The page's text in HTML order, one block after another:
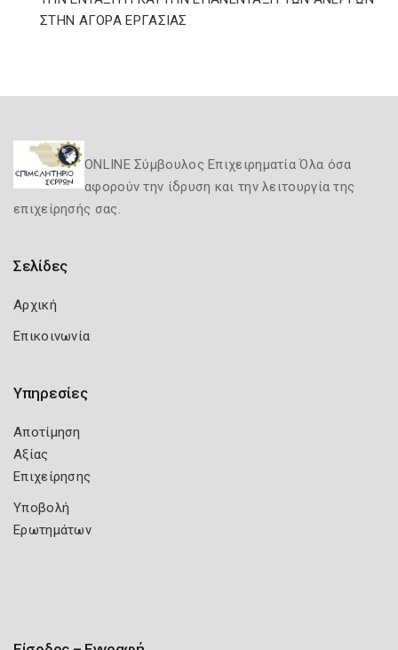
ΣΤΗΝ ΑΓΟΡΑ ΕΡΓΑΣΙΑΣ
ONLINE Σύμβουλος Επιχειρηματία Όλα όσα
αφορούν την ίδρυση και την λειτουργία της
επιχείρησής σας.
Σελίδες
Αρχική
Επικοινωνία
Υπηρεσίες
Αποτίμηση
Αξίας
Επιχείρησης
Υποβολή
Ερωτημάτων